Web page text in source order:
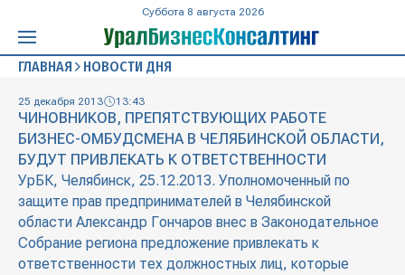
Суббота 8 августа 2026
ГЛАВНАЯ НОВОСТИ ДНЯ
25 декабря 2013 13:43
ЧИНОВНИКОВ, ПРЕПЯТСТВУЮЩИХ РАБОТЕ
БИЗНЕС-ОМБУДСМЕНА В ЧЕЛЯБИНСКОЙ ОБЛАСТИ,
БУДУТ ПРИВЛЕКАТЬ К ОТВЕТСТВЕННОСТИ
УрБК, Челябинск, 25.12.2013. Уполномоченный по
защите прав предпринимателей в Челябинской
области Александр Гончаров внес в Законодательное
Собрание региона предложение привлекать к
ответственности тех должностных лиц, которые